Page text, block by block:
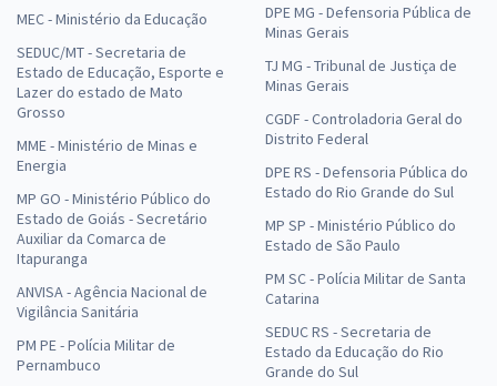
MEC - Ministério da Educação
SEDUC/MT - Secretaria de
Estado de Educação, Esporte e
Lazer do estado de Mato
Grosso
MME - Ministério de Minas e
Energia
MP GO - Ministério Público do
Estado de Goiás - Secretário
Auxiliar da Comarca de
Itapuranga
ANVISA - Agência Nacional de
Vigilância Sanitária
PM PE - Polícia Militar de
Pernambuco
DPE MG - Defensoria Pública de
Minas Gerais
TJ MG - Tribunal de Justiça de
Minas Gerais
CGDF - Controladoria Geral do
Distrito Federal
DPE RS - Defensoria Pública do
Estado do Rio Grande do Sul
MP SP - Ministério Público do
Estado de São Paulo
PM SC - Polícia Militar de Santa
Catarina
SEDUC RS - Secretaria de
Estado da Educação do Rio
Grande do Sul